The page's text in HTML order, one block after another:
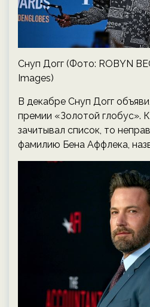
Снуп Догг (Фото: ROBYN
Images)
В декабре Снуп Догг
премии «Золотой глобус».
зачитывал список, то
фамилию Бена Аффлека,